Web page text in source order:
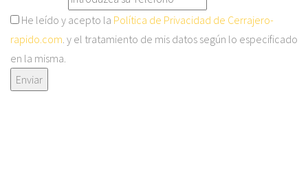
He leído y acepto la Política de Privacidad de Cerrajero-
rapido.com. y el tratamiento de mis datos según lo especificado
en la misma.
Enviar